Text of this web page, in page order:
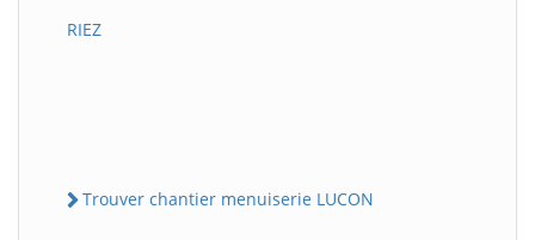
RIEZ
Trouver chantier menuiserie LUCON